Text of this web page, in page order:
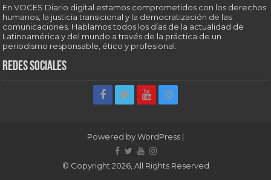
En VOCES Diario digital estamos comprometidos con los derechos
humanos, la justicia transicional y la democratización de las
comunicaciones. Hablamos todos los días de la actualidad de
Latinoamérica y del mundo a través de la práctica de un
periodismo responsable, ético y profesional.
Redes sociales
Powered byWordPress |
© Copyright 2026, All Rights Reserved